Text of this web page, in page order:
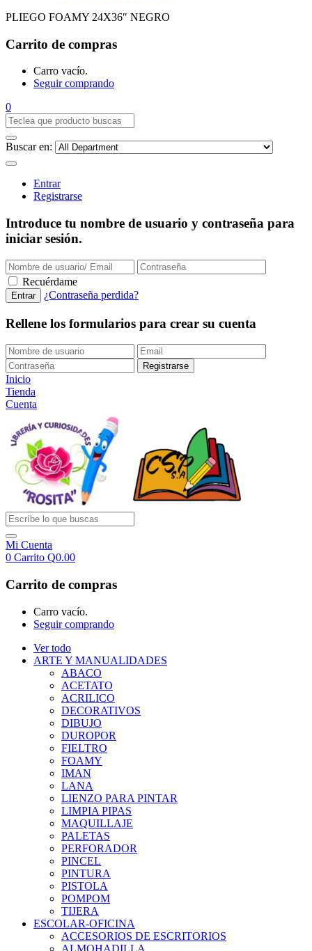
PLIEGO FOAMY 24X36″ NEGRO
Carrito de compras
Carro vacío.
Seguir comprando
0
Buscar en:
Entrar
Registrarse
Introduce tu nombre de usuario y contraseña para
iniciar sesión.
Recuérdame
¿Contraseña perdida?
Rellene los formularios para crear su cuenta
Inicio
Tienda
Cuenta
Mi Cuenta
0 Carrito Q0.00
Carrito de compras
Carro vacío.
Seguir comprando
Ver todo
ARTE Y MANUALIDADES
ABACO
ACETATO
ACRILICO
DECORATIVOS
DIBUJO
DUROPOR
FIELTRO
FOAMY
IMAN
LANA
LIENZO PARA PINTAR
LIMPIA PIPAS
MAQUILLAJE
PALETAS
PERFORADOR
PINCEL
PINTURA
PISTOLA
POMPOM
TIJERA
ESCOLAR-OFICINA
ACCESORIOS DE ESCRITORIOS
ALMOHADILLA